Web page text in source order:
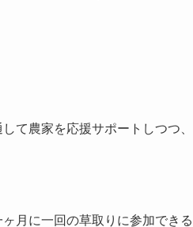
て農家を応援サポートしつつ、
月に一回の草取りに参加できる